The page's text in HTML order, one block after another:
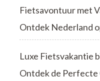
Fietsavontuur met
Ontdek Nederland
Luxe Fietsvakantie
Ontdek de Perfecte